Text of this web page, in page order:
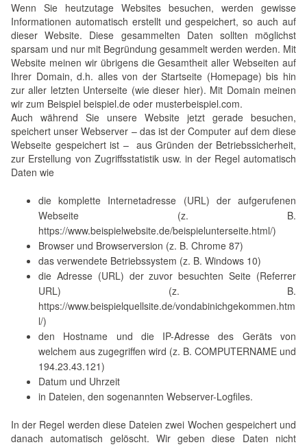
Wenn Sie heutzutage Websites besuchen, werden gewisse
Informationen automatisch erstellt und gespeichert, so auch auf
dieser Website. Diese gesammelten Daten sollten möglichst
sparsam und nur mit Begründung gesammelt werden werden. Mit
Website meinen wir übrigens die Gesamtheit aller Webseiten auf
Ihrer Domain, d.h. alles von der Startseite (Homepage) bis hin
zur aller letzten Unterseite (wie dieser hier). Mit Domain meinen
wir zum Beispiel beispiel.de oder musterbeispiel.com.
Auch während Sie unsere Website jetzt gerade besuchen,
speichert unser Webserver – das ist der Computer auf dem diese
Webseite gespeichert ist – aus Gründen der Betriebssicherheit,
zur Erstellung von Zugriffsstatistik usw. in der Regel automatisch
Daten wie
die komplette Internetadresse (URL) der aufgerufenen
Webseite (z. B.
https://www.beispielwebsite.de/beispielunterseite.html/)
Browser und Browserversion (z. B. Chrome 87)
das verwendete Betriebssystem (z. B. Windows 10)
die Adresse (URL) der zuvor besuchten Seite (Referrer
URL) (z. B.
https://www.beispielquellsite.de/vondabinichgekommen.htm
l/)
den Hostname und die IP-Adresse des Geräts von
welchem aus zugegriffen wird (z. B. COMPUTERNAME und
194.23.43.121)
Datum und Uhrzeit
in Dateien, den sogenannten Webserver-Logfiles.
In der Regel werden diese Dateien zwei Wochen gespeichert und
danach automatisch gelöscht. Wir geben diese Daten nicht